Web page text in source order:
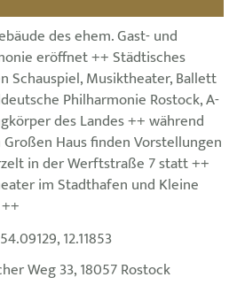
des ehem. Gast- und
eröffnet ++ Städtisches
Schauspiel, Musiktheater, Ballett
Philharmonie Rostock, A-
des Landes ++ während
Haus finden Vorstellungen
in der Werftstraße 7 statt ++
im Stadthafen und Kleine
12.11853
Weg 33, 18057 Rostock